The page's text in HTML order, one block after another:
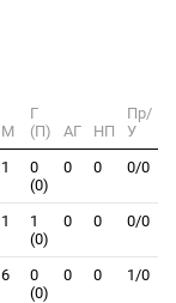
М
Г
(П)
АГ НП
Пр/
У
1
0
(0)
0 0 0/0
1
1
(0)
0 0 0/0
6
0
(0)
0 0 1/0